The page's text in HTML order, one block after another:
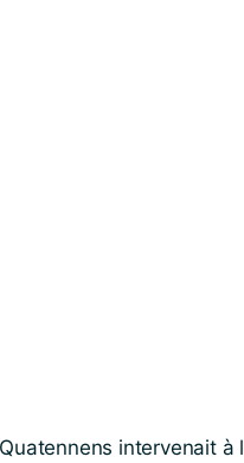
intervenait